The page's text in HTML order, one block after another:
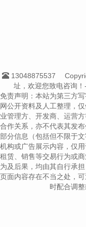
13048875537
址，欢迎您致电咨询
免责声明：本站为第三方
网公开资料及人工整理，
业管理方、开发商、运营
合作关系，亦不代表其发
部分信息（包括但不限于
机构或广告展示内容，仅
租赁、销售等交易行为或
为及后果，均由其自行承
页面内容存在不当之处，
时配合调